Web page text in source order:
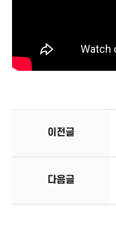
이전글
다음글